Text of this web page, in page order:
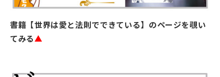
書籍【世界は愛と法則でできている】のページを覗い
てみる▲